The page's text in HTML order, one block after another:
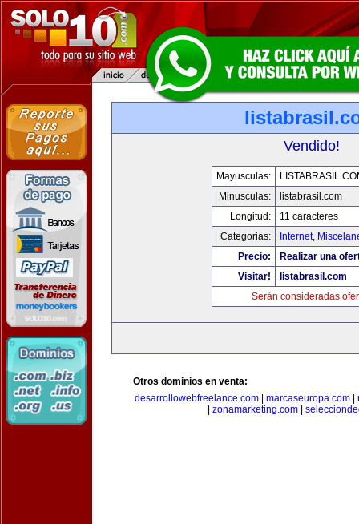
Vendido!
Mayusculas:
Minusculas:
listabrasil.com
Longitud:
11 caracteres
Categorias:
Internet,
Precio:
Realizar una
Visitar!
listabrasil.com
Serán consideradas
Otros dominios en venta:
desarrollowebfreelance.com| marcaseuropa.com|
zonamarketing.com